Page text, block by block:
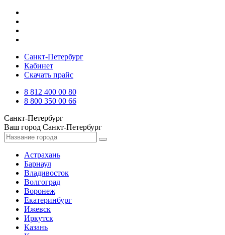
Санкт-Петербург
Кабинет
Скачать прайс
8 812 400 00 80
8 800 350 00 66
Санкт-Петербург
Ваш город Санкт-Петербург
Астрахань
Барнаул
Владивосток
Волгоград
Воронеж
Екатеринбург
Ижевск
Иркутск
Казань